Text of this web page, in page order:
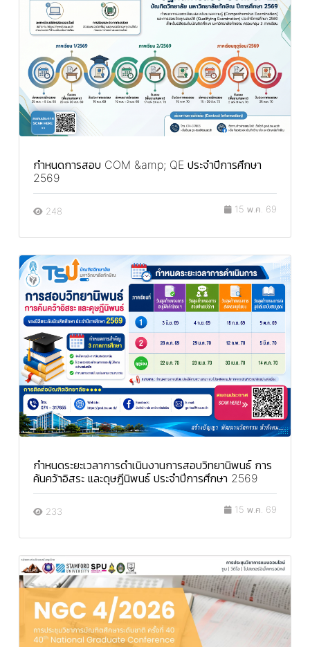
กำหนดการสอบ COM &amp; QE ประจำปีการศึกษา
2569
248 15 พ.ค. 69
กำหนดระยะเวลาการดำเนินงานการสอบวิทยานิพนธ์ การ
ค้นคว้าอิสระ และดุษฎีนิพนธ์ ประจำปีการศึกษา 2569
233 15 พ.ค. 69